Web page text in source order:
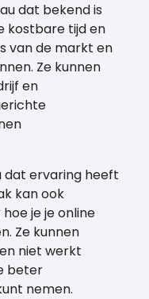
dat bekend is
kostbare tijd en
van de markt en
Ze kunnen
en
dat ervaring heeft
kan ook
je je online
Ze kunnen
niet werkt
beter
nemen.